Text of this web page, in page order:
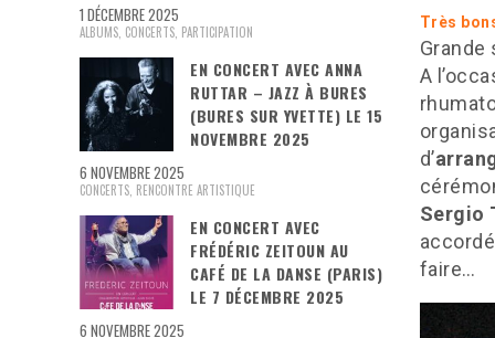
Très
Grande
A
d’
Sergio
faire…
1 DÉCEMBRE 2025
ALBUMS CONCERTS PARTICIPATION
EN CONCERT AVEC ANNA
RUTTAR – JAZZ À BURES
(BURES SUR YVETTE) LE 15
NOVEMBRE 2025
6 NOVEMBRE 2025
CONCERTS RENCONTRE ARTISTIQUE
EN CONCERT AVEC
FRÉDÉRIC ZEITOUN AU
CAFÉ DE LA DANSE (PARIS)
LE 7 DÉCEMBRE 2025
6 NOVEMBRE 2025